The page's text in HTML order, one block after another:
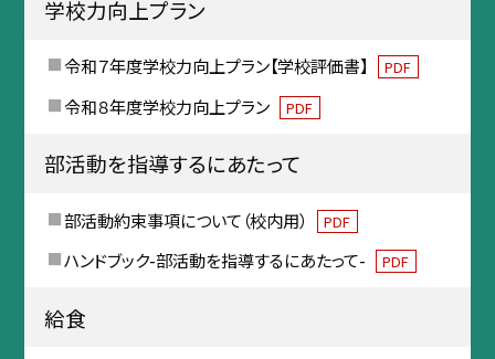
学校力向上プラン
令和７年度学校力向上プラン【学校評価書】 PDF
令和８年度学校力向上プラン PDF
部活動を指導するにあたって
部活動約束事項について（校内用） PDF
ハンドブック-部活動を指導するにあたって- PDF
給食